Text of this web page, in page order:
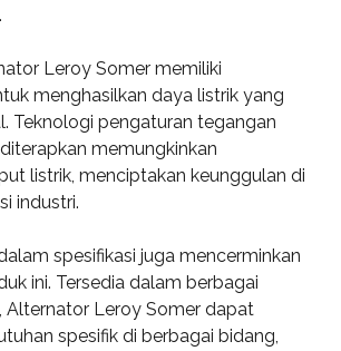
Leroy Somer memiliki
menghasilkan daya listrik yang
Teknologi pengaturan tegangan
memungkinkan
listrik, menciptakan keunggulan di
industri.
spesifikasi juga mencerminkan
ini. Tersedia dalam berbagai
Alternator Leroy Somer dapat
spesifik di berbagai bidang,